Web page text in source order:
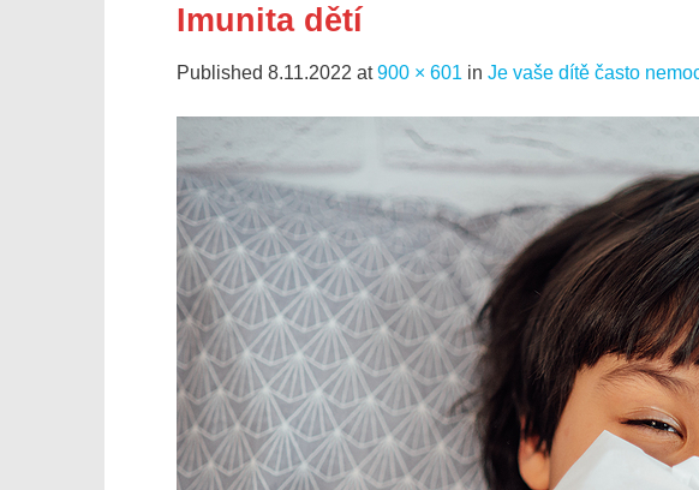
Imunita dětí
Published 8.11.2022 at900 × 601 in Je vaše dítě často